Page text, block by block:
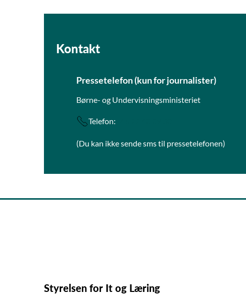
Kontakt
Pressetelefon (kun for journalister)
Børne- og Undervisningsministeriet
Telefon:
(Du kan ikke sende sms til pressetelefonen)
Styrelsen for It og Læring